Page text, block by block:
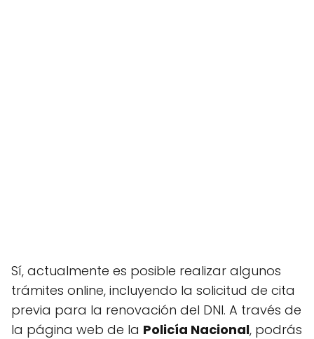
Sí, actualmente es posible realizar algunos
trámites online, incluyendo la solicitud de cita
previa para la renovación del DNI. A través de
la página web de la Policía Nacional, podrás